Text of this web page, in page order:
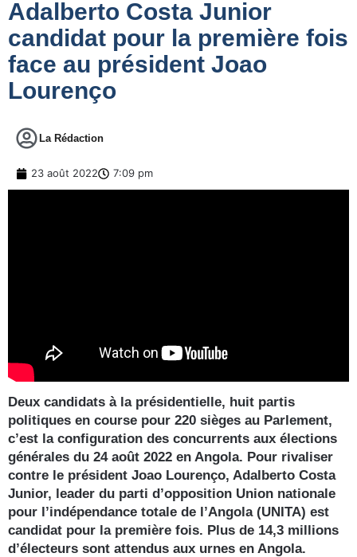
Adalberto Costa Junior
candidat pour la première fois
face au président Joao
Lourenço
La Rédaction
23 août 2022 7:09 pm
Deux candidats à la présidentielle, huit partis
politiques en course pour 220 sièges au Parlement,
c’est la configuration des concurrents aux élections
générales du 24 août 2022 en Angola. Pour rivaliser
contre le président Joao Lourenço, Adalberto Costa
Junior, leader du parti d’opposition Union nationale
pour l’indépendance totale de l’Angola (UNITA) est
candidat pour la première fois. Plus de 14,3 millions
d’électeurs sont attendus aux urnes en Angola.